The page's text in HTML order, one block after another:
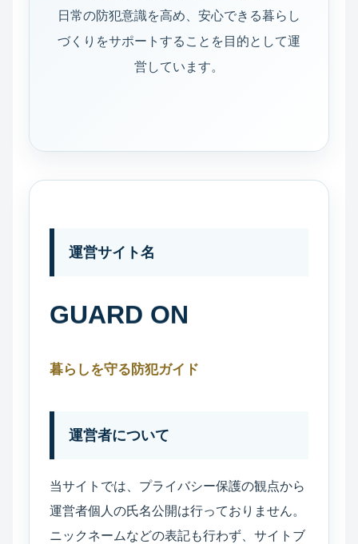
日常の防犯意識を高め、安心できる暮らし
づくりをサポートすることを目的として運
営しています。
運営サイト名
GUARD ON
暮らしを守る防犯ガイド
運営者について
当サイトでは、プライバシー保護の観点から
運営者個人の氏名公開は行っておりません。
ニックネームなどの表記も行わず、サイトブ